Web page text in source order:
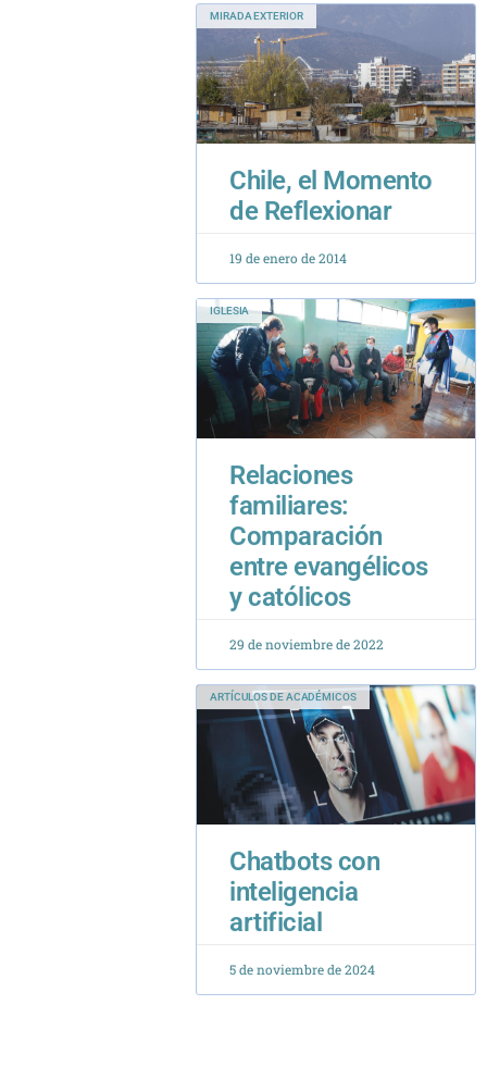
Chile, el Momento
de Reflexionar
19 de enero de 2014
IGLESIA
Relaciones
familiares:
Comparación
entre evangélicos
y católicos
29 de noviembre de 2022
ARTÍCULOS DE ACADÉMICOS
Chatbots con
inteligencia
artificial
5 de noviembre de 2024